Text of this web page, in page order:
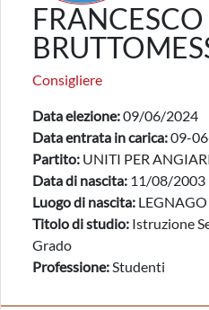
FRANCESCO
Consigliere
Data elezione:09/06/2024
Data entrata in carica:09-
Partito: UNITI PER
Data di nascita: 11/08/2003
Luogo di nascita: LEGNAGO
Titolo di studio: Istruzione
Grado
Professione:Studenti